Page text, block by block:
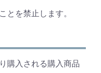
とを禁止します。
購入される購入商品